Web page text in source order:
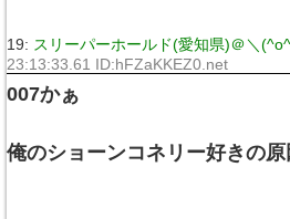
19: スリーパーホールド(愛知県)＠＼
23:13:33.61 ID:hFZaKKEZ0.net
007かぁ
俺のショーンコネリー好きの